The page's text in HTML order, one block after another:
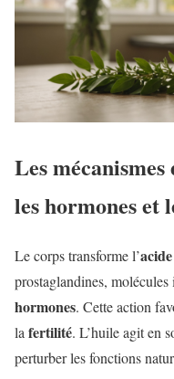
Les
les hormones et
Le corps transforme l’acide
prostaglandines,
hormones. Cette action
la fertilité. L’huile agit en
perturber les fonctions